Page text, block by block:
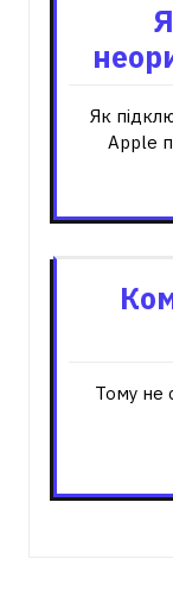
Як
Apple
Тому не